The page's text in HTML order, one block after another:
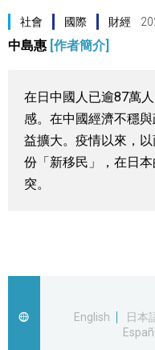
視覺日本
更多
人物訪談
社會 國際 財經
中島惠 [作者簡介]
在日中國人已逾87萬
感。在中國經濟不穩
益擴大。疫情以來，
份「新移民」，在日
突。
English
日本